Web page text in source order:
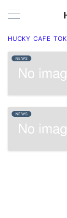
HUCKY CAFE
NEWS
NEWS